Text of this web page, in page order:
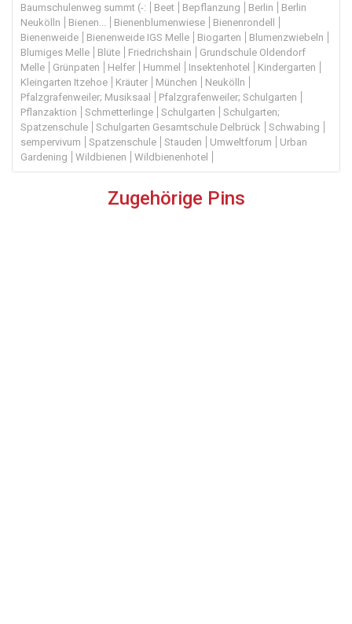
Baumschulenweg summt (-:
Beet Bepflanzung Berlin
Berlin
Neukölln
Bienen... Bienenblumenwiese
Bienenrondell
Bienenweide
Bienenweide IGS Melle Biogarten
Blumenzwiebeln
Blumiges Melle
Blüte Friedrichshain
Grundschule Oldendorf
Melle
Grünpaten Helfer Hummel Insektenhotel
Kindergarten
Kleingarten Itzehoe
Kräuter München
Neukölln
Pfalzgrafenweiler; Musiksaal
Pfalzgrafenweiler; Schulgarten
Pflanzaktion
Schmetterlinge Schulgarten
Schulgarten;
Spatzenschule
Schulgarten Gesamtschule Delbrück
Schwabing
sempervivum
Spatzenschule Stauden Umweltforum
Urban
Gardening
Wildbienen Wildbienenhotel
Zugehörige Pins